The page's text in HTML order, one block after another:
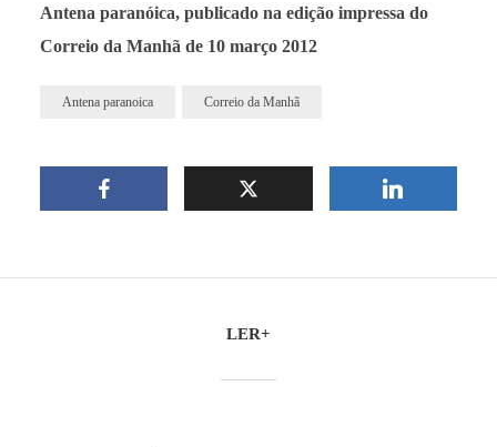
Antena paranóica, publicado na edição impressa do
Correio da Manhã de 10 março 2012
Antena paranoica Correio da Manhã
LER+